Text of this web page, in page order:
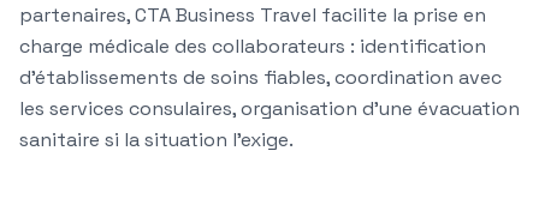
partenaires, CTA Business Travel facilite la prise en
charge médicale des collaborateurs : identification
d'établissements de soins fiables, coordination avec
les services consulaires, organisation d'une évacuation
sanitaire si la situation l'exige.